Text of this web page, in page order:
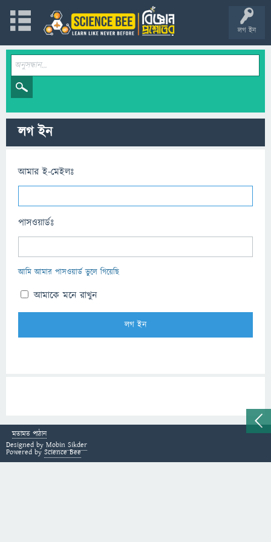
লগ ইন
লগ ইন
আমার ই-মেইলঃ
পাসওয়ার্ডঃ
আমি আমার পাসওয়ার্ড ভুলে গিয়েছি
আমাকে মনে রাখুন
মতামত পাঠান
Designed by Mobin Sikder
Powered by Science Bee